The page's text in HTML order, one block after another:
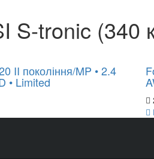
S-tronic (340
II покоління/MP • 2.4
• Limited